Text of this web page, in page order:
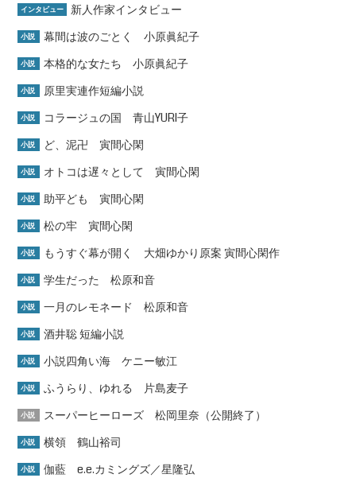
インタビュー 新人作家インタビュー
小説 幕間は波のごとく 小原眞紀子
小説 本格的な女たち 小原眞紀子
小説 原里実連作短編小説
小説 コラージュの国 青山YURI子
小説 ど、泥卍 寅間心閑
小説 オトコは遅々として 寅間心閑
小説 助平ども 寅間心閑
小説 松の牢 寅間心閑
小説 もうすぐ幕が開く 大畑ゆかり原案 寅間心閑作
小説 学生だった 松原和音
小説 一月のレモネード 松原和音
小説 酒井聡 短編小説
小説 小説四角い海 ケニー敏江
小説 ふうらり、ゆれる 片島麦子
小説 スーパーヒーローズ 松岡里奈（公開終了）
小説 横領 鶴山裕司
小説 伽藍 e.e.カミングズ／星隆弘